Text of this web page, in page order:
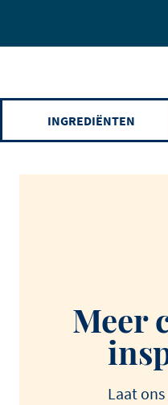
INGREDIËNTEN
Meer
Laat